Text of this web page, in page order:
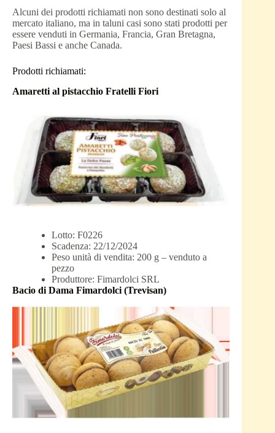
Alcuni dei prodotti richiamati non sono destinati solo al
mercato italiano, ma in taluni casi sono stati prodotti per
essere venduti in Germania, Francia, Gran Bretagna,
Paesi Bassi e anche Canada.
Prodotti richiamati:
Amaretti al pistacchio Fratelli Fiori
Lotto: F0226
Scadenza: 22/12/2024
Peso unità di vendita: 200 g – venduto a
pezzo
Produttore: Fimardolci SRL
Bacio di Dama Fimardolci (Trevisan)